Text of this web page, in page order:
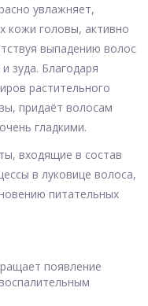
увлажняет,
кожи головы, активно
выпадению волос
зуда. Благодаря
растительного
придаёт волосам
гладкими.
входящие в состав
в луковице волоса,
питательных
появление